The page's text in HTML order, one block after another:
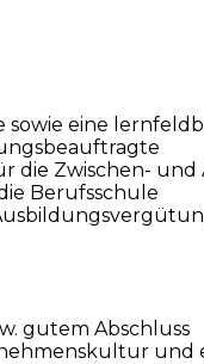
eine
die Zwischen- und
Berufsschule
gutem Abschluss
und